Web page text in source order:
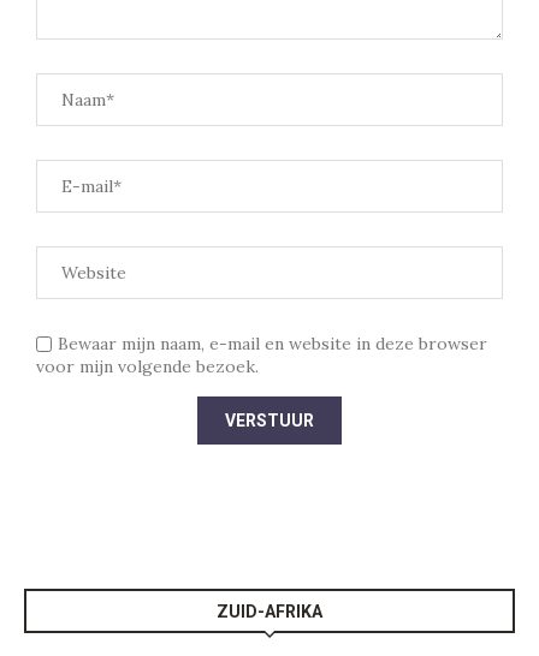
Bewaar mijn naam, e-mail en website in deze browser
voor mijn volgende bezoek.
ZUID-AFRIKA